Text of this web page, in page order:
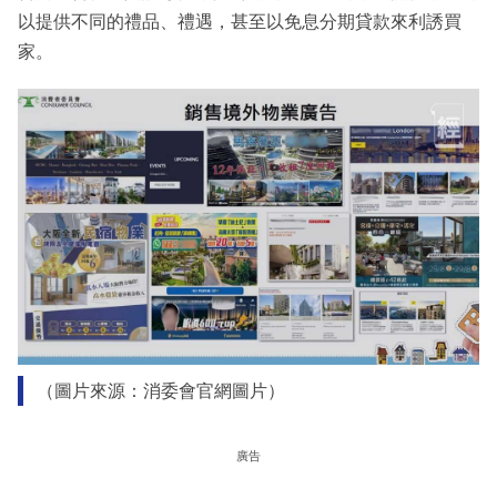
以提供不同的禮品、禮遇，甚至以免息分期貸款來利誘買
家。
（圖片來源：消委會官網圖片）
廣告